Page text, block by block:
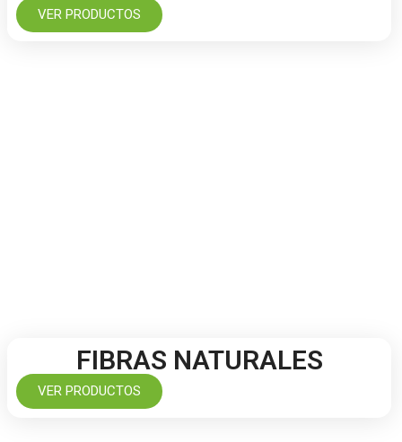
VER PRODUCTOS
FIBRAS NATURALES
VER PRODUCTOS